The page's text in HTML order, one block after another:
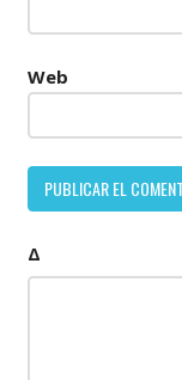
Web
Δ